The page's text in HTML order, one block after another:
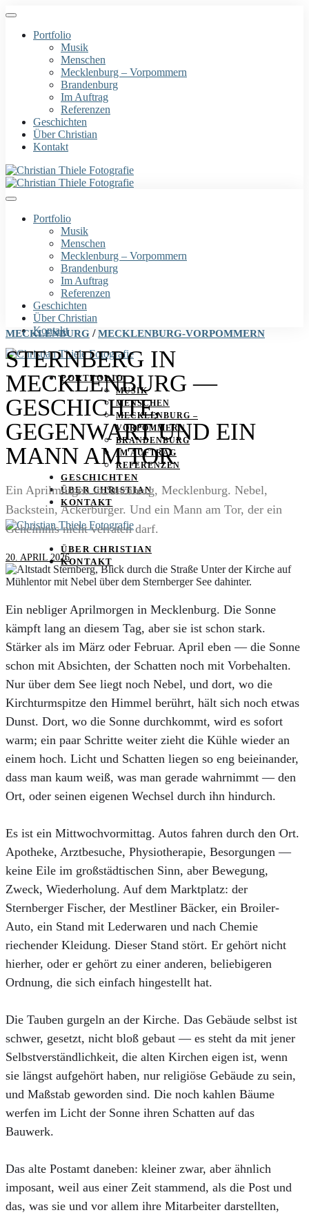
Portfolio
Musik
Menschen
Mecklenburg – Vorpommern
Brandenburg
Im Auftrag
Referenzen
Geschichten
Über Christian
Kontakt
Portfolio
Musik
Menschen
Mecklenburg – Vorpommern
Brandenburg
Im Auftrag
Referenzen
Geschichten
Über Christian
Kontakt
PORTFOLIO
MUSIK
MENSCHEN
MECKLENBURG –
VORPOMMERN
BRANDENBURG
IM AUFTRAG
REFERENZEN
GESCHICHTEN
ÜBER CHRISTIAN
KONTAKT
ÜBER CHRISTIAN
KONTAKT
MECKLENBURG / MECKLENBURG-VORPOMMERN
STERNBERG IN
MECKLENBURG —
GESCHICHTE,
GEGENWART UND EIN
MANN AM TOR
Ein Aprilmorgen in Sternberg, Mecklenburg. Nebel,
Backstein, Ackerbürger. Und ein Mann am Tor, der ein
Geheimnis nicht verraten darf.
20. APRIL 2026
Ein nebliger Aprilmorgen in Mecklenburg. Die Sonne
kämpft lang an diesem Tag, aber sie ist schon stark.
Stärker als im März oder Februar. April eben — die Sonne
schon mit Absichten, der Schatten noch mit Vorbehalten.
Nur über dem See liegt noch Nebel, und dort, wo die
Kirchturmspitze den Himmel berührt, hält sich noch etwas
Dunst. Dort, wo die Sonne durchkommt, wird es sofort
warm; ein paar Schritte weiter zieht die Kühle wieder an
einem hoch. Licht und Schatten liegen so eng beieinander,
dass man kaum weiß, was man gerade wahrnimmt — den
Ort, oder seinen eigenen Wechsel durch ihn hindurch.
Es ist ein Mittwochvormittag. Autos fahren durch den Ort.
Apotheke, Arztbesuche, Physiotherapie, Besorgungen —
keine Eile im großstädtischen Sinn, aber Bewegung,
Zweck, Wiederholung. Auf dem Marktplatz: der
Sternberger Fischer, der Mestliner Bäcker, ein Broiler-
Auto, ein Stand mit Lederwaren und nach Chemie
riechender Kleidung. Dieser Stand stört. Er gehört nicht
hierher, oder er gehört zu einer anderen, beliebigeren
Ordnung, die sich einfach hingestellt hat.
Die Tauben gurgeln an der Kirche. Das Gebäude selbst ist
schwer, gesetzt, nicht bloß gebaut — es steht da mit jener
Selbstverständlichkeit, die alten Kirchen eigen ist, wenn
sie längst aufgehört haben, nur religiöse Gebäude zu sein,
und Maßstab geworden sind. Die noch kahlen Bäume
werfen im Licht der Sonne ihren Schatten auf das
Bauwerk.
Das alte Postamt daneben: kleiner zwar, aber ähnlich
imposant, weil aus einer Zeit stammend, als die Post und
das, was sie und vor allem ihre Mitarbeiter darstellten,